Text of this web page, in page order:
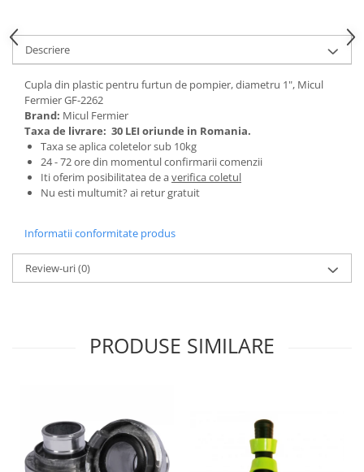
Zootehnie
Incubatoare, oparitoare si
deplumatoare
Echipamente pentru animale
Aparate de tuns animale
Piese si accesorii aparate de tuns
animale
Tarcuri animale
Semanatori
Roabe & accesorii
Casute gradina si cutii depozitare
Zdrobitoare electrice
Zdrobitoare electrice & manuale
Descriere
Cupla din plastic pentru furtun de pompier, diametru 1", Micul
Fermier GF-2262
Brand: Micul Fermier
Taxa de livrare: 30 LEI oriunde in Romania.
Taxa se aplica coletelor sub 10kg
24 - 72 ore din momentul confirmarii comenzii
Iti oferim posibilitatea de averifica coletul
Nu esti multumit? ai retur gratuit
Informatii conformitate produs
Review-uri(0)
PRODUSE SIMILARE